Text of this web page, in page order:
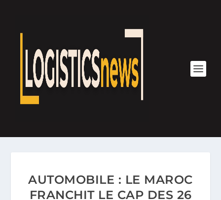
AUTOMOBILE : LE MAROC
FRANCHIT LE CAP DES 26